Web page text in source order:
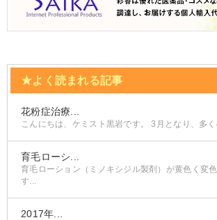
★よく読まれる記事
花粉症治療...
こんにちは、ケミスト黒岩です。 3月となり、多
育毛ローシ...
育毛ローション（ミノキシジル製剤）が黄色く変
す...
2017年...